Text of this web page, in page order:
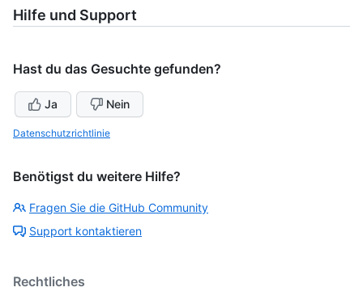
Hilfe und Support
Hast du das Gesuchte gefunden?
Ja Nein
Datenschutzrichtlinie
Benötigst du weitere Hilfe?
Fragen Sie die GitHub Community
Support kontaktieren
Rechtliches